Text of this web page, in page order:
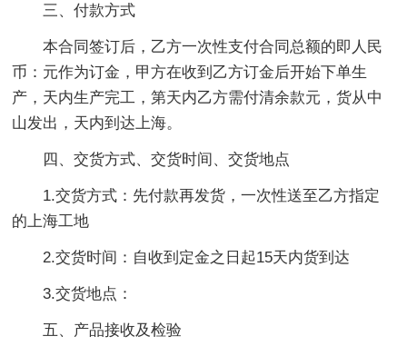
三、付款方式
本合同签订后，乙方一次性支付合同总额的即人民
币：元作为订金，甲方在收到乙方订金后开始下单生
产，天内生产完工，第天内乙方需付清余款元，货从中
山发出，天内到达上海。
四、交货方式、交货时间、交货地点
1.交货方式：先付款再发货，一次性送至乙方指定
的上海工地
2.交货时间：自收到定金之日起15天内货到达
3.交货地点：
五、产品接收及检验